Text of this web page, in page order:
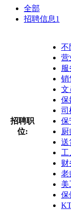
全部
招聘信息1
招聘职
位:
不
营
销
文
保
司
保
送
工
财
老
美
保